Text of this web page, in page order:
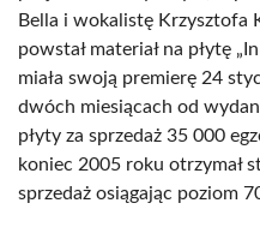
Bella i wokalistę Krzysztofa
powstał materiał na płytę
miała swoją premierę 24
dwóch miesiącach od
płyty za sprzedaż 35 000
koniec 2005 roku otrzymał
sprzedaż osiągając poziom